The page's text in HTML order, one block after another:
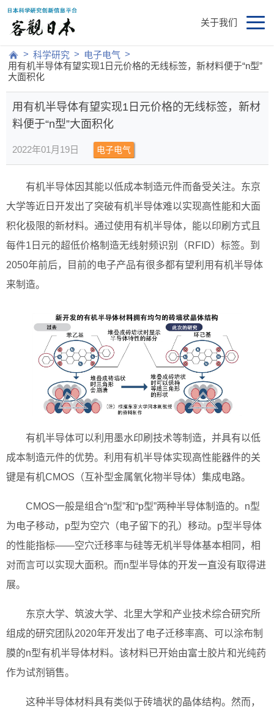
关于我们
> 科学研究 > 电子电气 >
用有机半导体有望实现1日元价格的无线标签，新材料便于“n型”
大面积化
用有机半导体有望实现1日元价格的无线标签，新材
料便于“n型”大面积化
2022年01月19日 电子电气
有机半导体因其能以低成本制造元件而备受关注。东京
大学等近日开发出了突破有机半导体难以实现高性能和大面
积化极限的新材料。通过使用有机半导体，能以印刷方式且
每件1日元的超低价格制造无线射频识别（RFID）标签。到
2050年前后，目前的电子产品有很多都有望利用有机半导体
来制造。
有机半导体可以利用墨水印刷技术等制造，并具有以低
成本制造元件的优势。利用有机半导体实现高性能器件的关
键是有机CMOS（互补型金属氧化物半导体）集成电路。
CMOS一般是组合“n型”和“p型”两种半导体制造的。n型
为电子移动，p型为空穴（电子留下的孔）移动。p型半导体
的性能指标——空穴迁移率与硅等无机半导体基本相同，相
对而言可以实现大面积。而n型半导体的开发一直没有取得进
展。
东京大学、筑波大学、北里大学和产业技术综合研究所
组成的研究团队2020年开发出了电子迁移率高、可以涂布制
膜的n型有机半导体材料。该材料已开始由富士胶片和光纯药
作为试剂销售。
这种半导体材料具有类似于砖墙状的晶体结构。然而，